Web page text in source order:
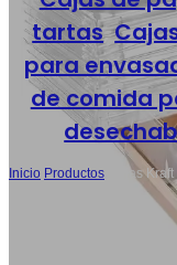
tartas,
para
de comida
Inicio Productos
Cajas